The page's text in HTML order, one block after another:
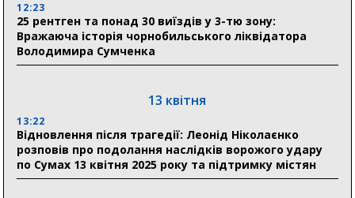
Пенсійному фонді Сумщини пояснили, що робити
людям
30 липня
19:38
Сумська клінічна лікарня Святого Пантелеймона
12:23
25 рентген та понад 30 виїздів у 3-тю зону:
Вражаюча історія чорнобильського ліквідатора
Володимира Сумченка
13 квітня
13:22
Відновлення після трагедії: Леонід Ніколаєнко
розповів про подолання наслідків ворожого удару
по Сумах 13 квітня 2025 року та підтримку містян